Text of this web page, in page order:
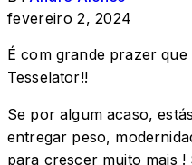
fevereiro 2, 2024
É com grande prazer
Tesselator!!
Se por algum acaso,
entregar peso,
para crescer muito mais